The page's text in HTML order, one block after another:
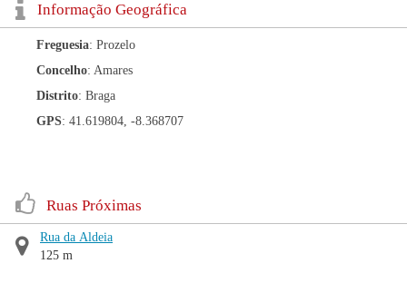
Informação Geográfica
Freguesia: Prozelo
Concelho: Amares
Distrito: Braga
GPS: 41.619804, -8.368707
Ruas Próximas
Rua da Aldeia
125 m